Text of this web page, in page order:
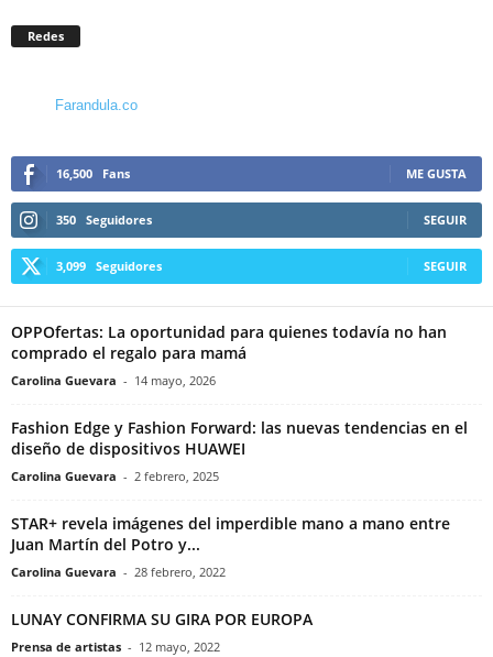
Redes
Farandula.co
16,500 Fans ME GUSTA
350 Seguidores SEGUIR
3,099 Seguidores SEGUIR
OPPOfertas: La oportunidad para quienes todavía no han
comprado el regalo para mamá
Carolina Guevara - 14 mayo, 2026
Fashion Edge y Fashion Forward: las nuevas tendencias en el
diseño de dispositivos HUAWEI
Carolina Guevara - 2 febrero, 2025
STAR+ revela imágenes del imperdible mano a mano entre
Juan Martín del Potro y...
Carolina Guevara - 28 febrero, 2022
LUNAY CONFIRMA SU GIRA POR EUROPA
Prensa de artistas - 12 mayo, 2022